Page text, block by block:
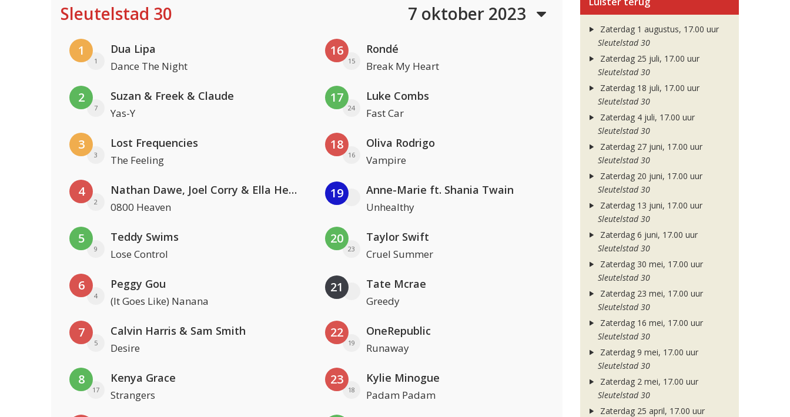
Sleutelstad 30 7 oktober 2023
1
1
Dua Lipa
Dance The Night
2
7
Suzan & Freek & Claude
Yas-Y
3
3
Lost Frequencies
The Feeling
4
2
Nathan Dawe, Joel Corry & Ella Henderson
0800 Heaven
5
9
Teddy Swims
Lose Control
6
4
Peggy Gou
(It Goes Like) Nanana
7
5
Calvin Harris & Sam Smith
Desire
8
17
Kenya Grace
Strangers
16
15
Rondé
Break My Heart
17
24
Luke Combs
Fast Car
18
16
Oliva Rodrigo
Vampire
19 Anne-Marie ft. Shania Twain
Unhealthy
20
23
Taylor Swift
Cruel Summer
21 Tate Mcrae
Greedy
22
19
OneRepublic
Runaway
23
18
Kylie Minogue
Padam Padam
Zaterdag 1 augustus, 17.00 uur
Sleutelstad 30
Zaterdag 25 juli, 17.00 uur
Sleutelstad 30
Zaterdag 18 juli, 17.00 uur
Sleutelstad 30
Zaterdag 4 juli, 17.00 uur
Sleutelstad 30
Zaterdag 27 juni, 17.00 uur
Sleutelstad 30
Zaterdag 20 juni, 17.00 uur
Sleutelstad 30
Zaterdag 13 juni, 17.00 uur
Sleutelstad 30
Zaterdag 6 juni, 17.00 uur
Sleutelstad 30
Zaterdag 30 mei, 17.00 uur
Sleutelstad 30
Zaterdag 23 mei, 17.00 uur
Sleutelstad 30
Zaterdag 16 mei, 17.00 uur
Sleutelstad 30
Zaterdag 9 mei, 17.00 uur
Sleutelstad 30
Zaterdag 2 mei, 17.00 uur
Sleutelstad 30
Zaterdag 25 april, 17.00 uur